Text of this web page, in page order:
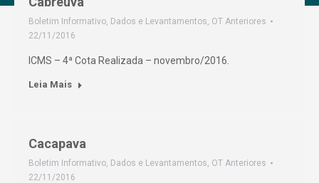
Boletim Informativo, Dados e Levantamentos, OT Anteriores
22/11/2016
ICMS – 4ª Cota Realizada – novembro/2016.
Leia Mais
Cacapava
Boletim Informativo, Dados e Levantamentos, OT Anteriores
22/11/2016